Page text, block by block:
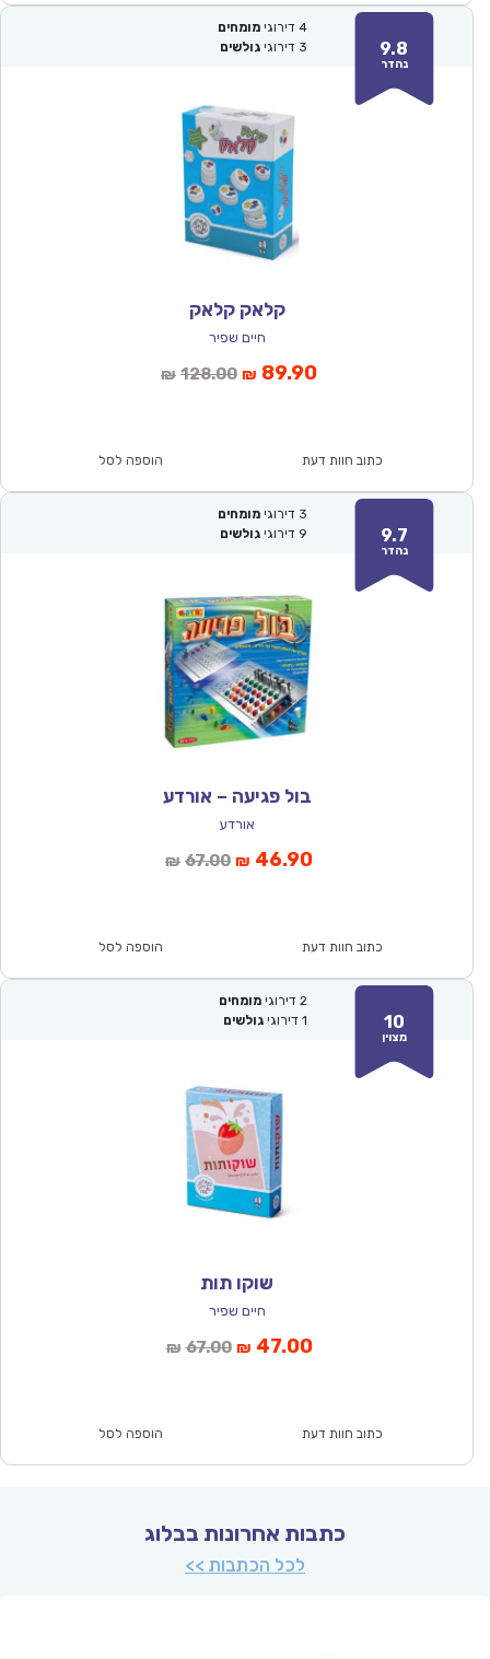
9.8
נהדר
4 דירוגי מומחים
3 דירוגי גולשים
קלאק קלאק
חיים שפיר
₪ 128.00המחיר
₪128.00.
₪ 89.90המחיר
כתוב חוות דעת הוספה לסל
9.7
נהדר
3 דירוגי מומחים
9 דירוגי גולשים
בול פגיעה – אורדע
אורדע
₪ 67.00המחיר
₪67.00.
₪ 46.90המחיר
כתוב חוות דעת הוספה לסל
10
מצוין
2 דירוגי מומחים
1 דירוגי גולשים
שוקו תות
חיים שפיר
₪ 67.00המחיר
₪67.00.
₪ 47.00המחיר
כתוב חוות דעת הוספה לסל
כתבות אחרונות בבלוג
לכל הכתבות >>